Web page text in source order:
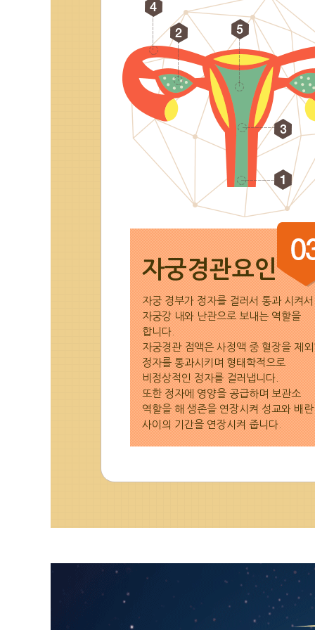
자궁경관요인
자궁 경부가 정자를 걸러서 통과 시켜서
자궁강 내와 난관으로 보내는 역할을
합니다.
자궁경관 점액은 사정액 중 혈장을 제
정자를 통과시키며 형태학적으로
비정상적인 정자를 걸러냅니다.
또한 정자에 영양을 공급하며 보관소
역할을 해 생존을 연장시켜 성교와 배란
사이의 기간을 연장시켜 줍니다.